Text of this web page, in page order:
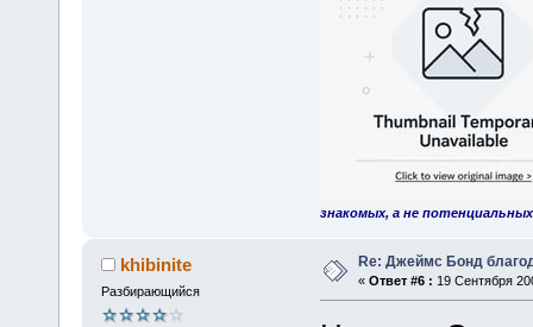
знакомых, а не
khibinite
Разбирающийся
Re: Джеймс Бонд
« Ответ #6 : 19 Сентября